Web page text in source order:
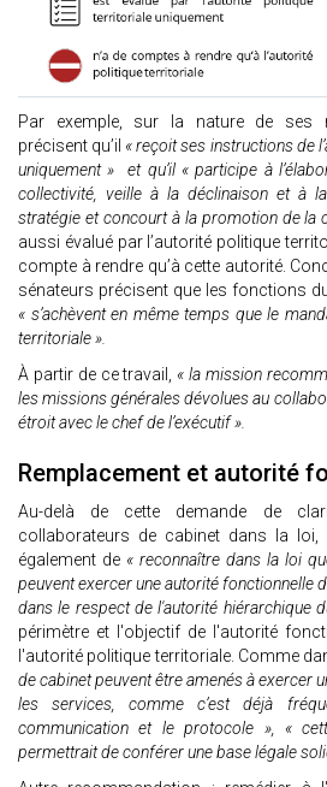
Par exemple, sur la nature de ses
précisent qu’il « reçoit ses instructions de
uniquement » et qu’il « participe à
collectivité, veille à la déclinaison et à
stratégie et concourt à la promotion de la
aussi évalué par l’autorité politique
compte à rendre qu’à cette autorité.
sénateurs précisent que les fonctions
« s’achèvent en même temps que le
territoriale ».
À partir de ce travail, « la mission
les missions générales dévolues au
étroit avec le chef de l’exécutif ».
Remplacement et autorité
Au-delà de cette demande de
collaborateurs de cabinet dans la loi,
également de « reconnaître dans la loi
peuvent exercer une autorité fonctionnelle
dans le respect de l'autorité hiérarchique
périmètre et l'objectif de l'autorité
l'autorité politique territoriale. Comme
de cabinet peuvent être amenés à exercer
les services, comme c’est déjà
communication et le protocole », «
permettrait de conférer une base légale